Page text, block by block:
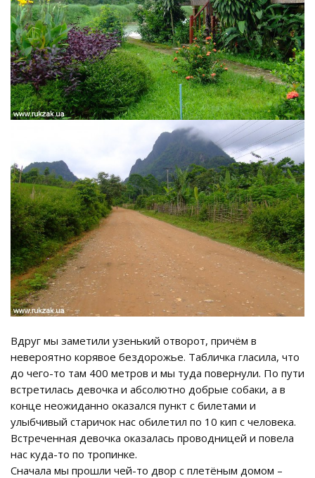
Вдруг мы заметили узенький отворот, причём в
невероятно корявое бездорожье. Табличка гласила, что
до чего-то там 400 метров и мы туда повернули. По пути
встретилась девочка и абсолютно добрые собаки, а в
конце неожиданно оказался пункт с билетами и
улыбчивый старичок нас обилетил по 10 кип с человека.
Встреченная девочка оказалась проводницей и повела
нас куда-то по тропинке.
Сначала мы прошли чей-то двор с плетёным домом –